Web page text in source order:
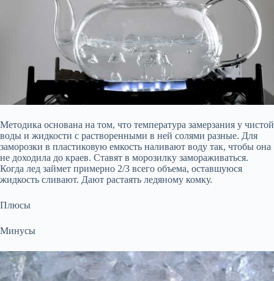
Методика основана на том, что температура замерзания у чистой
воды и жидкости с растворенными в ней солями разные. Для
заморозки в пластиковую емкость наливают воду так, чтобы она
не доходила до краев. Ставят в морозилку замораживаться.
Когда лед займет примерно 2/3 всего объема, оставшуюся
жидкость сливают. Дают растаять ледяному комку.
Плюсы
Минусы